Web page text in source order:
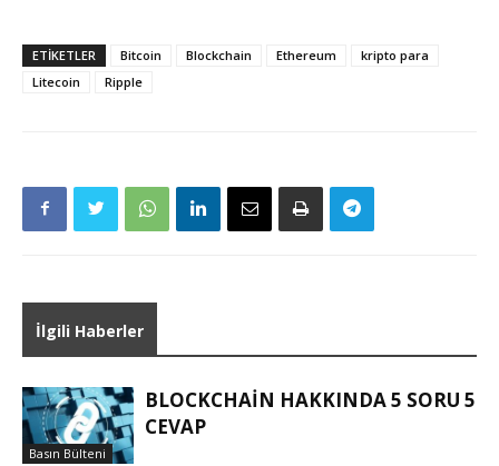
ETIKETLER Bitcoin Blockchain Ethereum
kripto para
Litecoin
Ripple
İlgili Haberler
Basın Bülteni
BLOCKCHAIN HAKKINDA 5 SORU 5
CEVAP